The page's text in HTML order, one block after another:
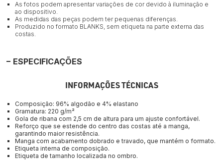
As fotos podem apresentar variações de cor devido à iluminação e
ao dispositivo.
As medidas das peças podem ter pequenas diferenças.
Produzido no formato BLANKS, sem etiqueta na parte externa das
costas.
ESPECIFICAÇÕES
INFORMAÇÕES TÉCNICAS
Composição: 96% algodão e 4% elastano
Gramatura: 220 g/m²
Gola de ribana com 2,5 cm de altura para um ajuste confortável.
Reforço que se estende do centro das costas até a manga,
garantindo maior resistência.
Manga com acabamento dobrado e travado, que mantém o formato.
Etiqueta interna de composição.
Etiqueta de tamanho localizada no ombro.